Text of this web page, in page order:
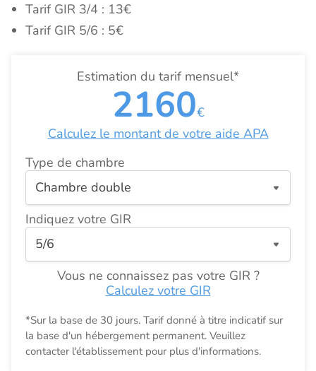
Tarif GIR 3/4 : 13€
Tarif GIR 5/6 : 5€
Estimation du tarif mensuel*
2160€
Calculez le montant de votre aide APA
Type de chambre
Indiquez votre GIR
Vous ne connaissez pas votre GIR ?
Calculez votre GIR
*Sur la base de 30 jours. Tarif donné à titre indicatif sur
la base d'un hébergement permanent. Veuillez
contacter l'établissement pour plus d'informations.